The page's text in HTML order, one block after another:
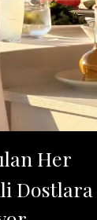
Her
Dostlara